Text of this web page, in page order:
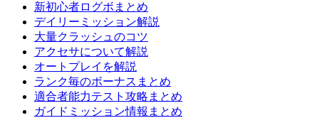
新初心者ログボまとめ
デイリーミッション解説
大量クラッシュのコツ
アクセサについて解説
オートプレイを解説
ランク毎のボーナスまとめ
適合者能力テスト攻略まとめ
ガイドミッション情報まとめ